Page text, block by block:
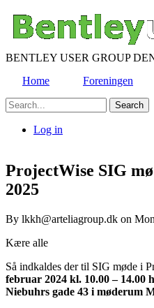
main
BENTLEY USER GROUP
Home
Foreningen
Search
account
menu
Log in
ProjectWise SIG
2025
By lkkh@arteliagroup.dk on
Kære alle
Så indkaldes der til SIG møde i
februar 2024 kl. 10.00 – 14.00
Niebuhrs gade 43 i møderum